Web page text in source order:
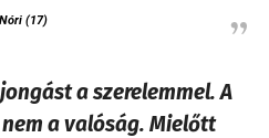
(17)
a szerelemmel. A
a valóság. Mielőtt